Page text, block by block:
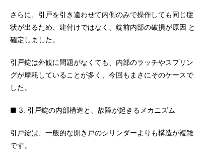
さらに、引戸を引き違わせて内側のみで操作しても同じ症
状が出るため、建付けではなく、錠前内部の破損が原因 と
確定しました。
引戸錠は外観に問題がなくても、内部のラッチやスプリン
グが摩耗していることが多く、今回もまさにそのケースで
した。
■ 3. 引戸錠の内部構造と、故障が起きるメカニズム
引戸錠は、一般的な開き戸のシリンダーよりも構造が複雑
です。